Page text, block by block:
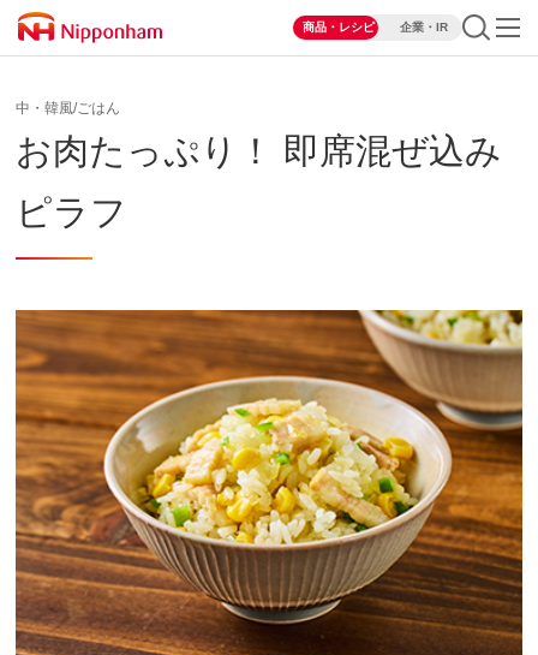
商品・レシピ 企業・IR
中・韓風/ごはん
お肉たっぷり！ 即席混ぜ込み
ピラフ